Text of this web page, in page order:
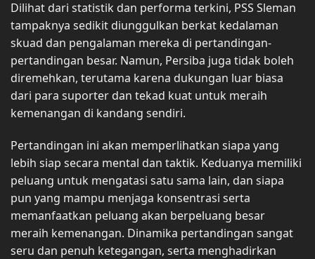
Dilihat dari statistik dan performa terkini, PSS Sleman
tampaknya sedikit diunggulkan berkat kedalaman
skuad dan pengalaman mereka di pertandingan-
pertandingan besar. Namun, Persiba juga tidak boleh
diremehkan, terutama karena dukungan luar biasa
dari para suporter dan tekad kuat untuk meraih
kemenangan di kandang sendiri.
Pertandingan ini akan memperlihatkan siapa yang
lebih siap secara mental dan taktik. Keduanya memiliki
peluang untuk mengatasi satu sama lain, dan siapa
pun yang mampu menjaga konsentrasi serta
memanfaatkan peluang akan berpeluang besar
meraih kemenangan. Dinamika pertandingan sangat
seru dan penuh ketegangan, serta menghadirkan